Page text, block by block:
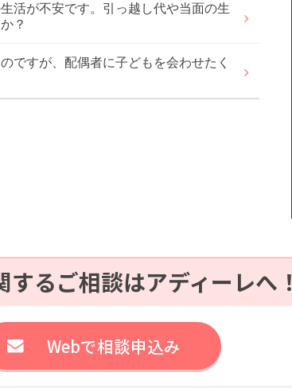
活が不安です。引っ越し代や当面の生
？
ですが、配偶者に子どもを会わせたく
るご相談はアディーレへ！
Webで相談申込み